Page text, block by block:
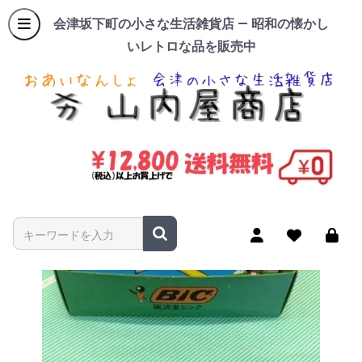
会津坂下町の小さな生活雑貨店 — 昭和の懐かし
いレトロな品を販売中
商品名やキーワードを入力